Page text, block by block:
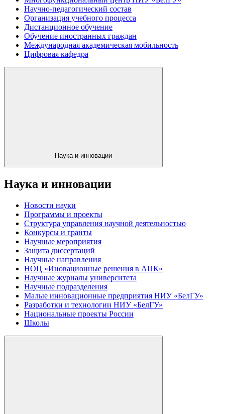
Научно-педагогический состав
Организация учебного процесса
Дистанционное обучение
Обучение иностранных граждан
Международная академическая мобильность
Цифровая кафедра
Наука и инновации
Наука и инновации
Новости науки
Программы и проекты
Структура управления научной деятельностью
Конкурсы и гранты
Научные мероприятия
Защита диссертаций
Научные направления
НОЦ «Иновационные решения в АПК»
Научные журналы университета
Научные подразделения
Малые инновационные предприятия НИУ «БелГУ»
Разработки и технологии НИУ «БелГУ»
Национальные проекты России
Школы